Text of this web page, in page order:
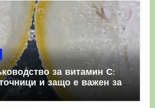
за витамин С:
и защо е важен за
система